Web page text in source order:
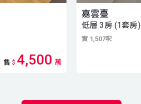
售 $ 4,500 萬
嘉雲臺
低層 3房 (1套房)
實 1,507呎